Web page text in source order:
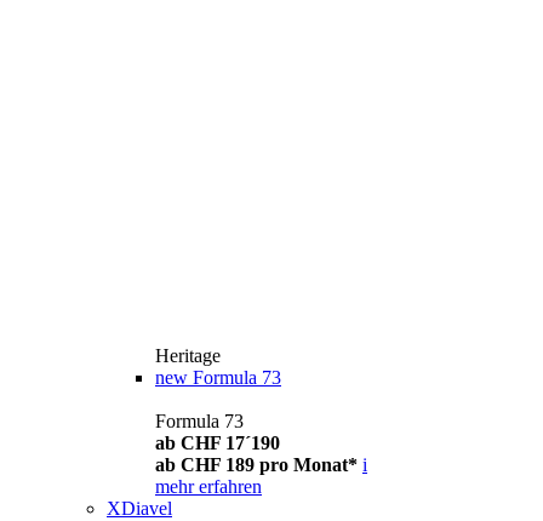
Heritage
new Formula 73
Formula 73
ab CHF 17´190
ab CHF 189 pro Monat* i
mehr erfahren
XDiavel